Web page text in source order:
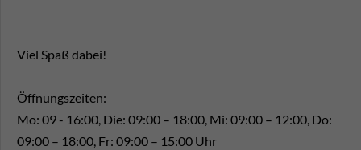
Viel Spaß dabei!
Öffnungszeiten:
Mo: 09 - 16:00, Die: 09:00 – 18:00, Mi: 09:00 – 12:00, Do:
09:00 – 18:00, Fr: 09:00 – 15:00 Uhr